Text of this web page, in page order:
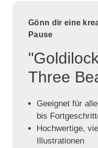
Gönn dir eine
Pause
Three
Geeignet für
bis
Hochwertige,
Illustrationen